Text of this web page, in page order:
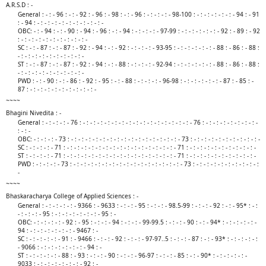
A.R.S.D : -
General : - : - 96 : - : - 92 : - 96 : - 98 : - : - 96 : - : - : - : - 98-100 : - : - : - : - : - : - 94 : - 91
: - 94 : - : - : - : - : - : - : - : - : - : -
OBC: - : - 94 : - : - 90 : - 94 : - 96 : - : - 94 : - : - : - : - 97-99 : - : - : - : - : - : - 92 : - 89 : - 92
: - : - : - : - : - : - : - : - : - : -
SC : - : - 87 : - : - 87 : - 92 : - 94 : - : - 92 : - : - : - : - 93-95 : - : - : - : - : - : - 88 : - 86 : - 88 :
- : - : - : - : - : - : - : - : - : -
ST : - : - 87 : - : - 87 : - 92 : - 94 : - : - 88 : - : - : - : - 92-94 : - : - : - : - : - : - 88 : - 86 : - 88 :
- : - : - : - : - : - : - : - : - : -
PWD : - : - 90 : - : - 86 : - 92 : - 95 : - : - 88 : - : - : - : - 96-98 : - : - : - : - : - : - 87 : - 85 : -
87 : - : - : - : - : - : - : - : - : - : -​
~~~~
Bhagini Nivedita : -
General : - : - : - : - 76 : - : - : - : - : - : - : - : - : - : - : - : - : - : - : - : - 76 : - : - : - : - : - : - : - : -
: - : -
OBC: - : - : - : - 73 : - : - : - : - : - : - : - : - : - : - : - : - : - : - : - : - 73 : - : - : - : - : - : - : - : - : - : -
SC : - : - : - : - 71 : - : - : - : - : - : - : - : - : - : - : - : - : - : - : - : - 71 : - : - : - : - : - : - : - : - : - : -
ST : - : - : - : - 71 : - : - : - : - : - : - : - : - : - : - : - : - : - : - : - : - 71 : - : - : - : - : - : - : - : - : - : -
PWD : - : - : - : - 73 : - : - : - : - : - : - : - : - : - : - : - : - : - : - : - : - 73 : - : - : - : - : - : - : - : - : - :
-​
~~~~
Bhaskaracharya College of Applied Sciences : -
General : - : - : - : - : - 9366 : - 9633 : - : - : - 95 : - : - : - 98.5-99 : - : - : - 92 : - : - 95* : - :
- : - : - : - 95 : - : - : - : - : - : - : - 95 : -
OBC: - : - : - : - : - 92 : - 95 : - : - : - 94 : - : - : - 99-99.5 : - : - : - 90 : - : - 94* : - : - : - : - : -
94 : - : - : - : - : - : - : - 9467 : -
SC : - : - : - : - : - 91 : - 9466 : - : - : - 92 : - : - : - 97-97..5 : - : - : - 87 : - : - 93* : - : - : - : - :
- 9066 : - : - : - : - : - : - : - 94 : -
ST : - : - : - : - : - 88 : - 93 : - : - : - 90 : - : - : - 96-97 : - : - : - 85 : - : - 90* : - : - : - : - : -
9033 : - : - : - : - : - : - : - 92 : -